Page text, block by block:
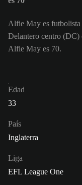
Alfie May es futbolista
Delantero centro (DC)
Alfie May es 70.
Edad
33
País
Inglaterra
Liga
EFL League One